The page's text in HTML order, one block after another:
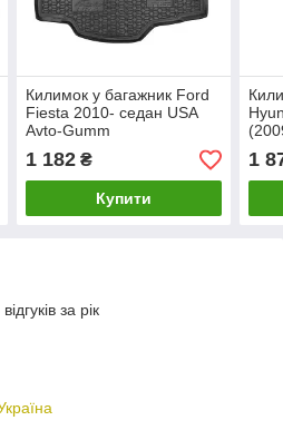
Килимок у багажник Ford
Fiesta 2010- седан USA
Avto-Gumm
1 182₴
Купити
1
за рік